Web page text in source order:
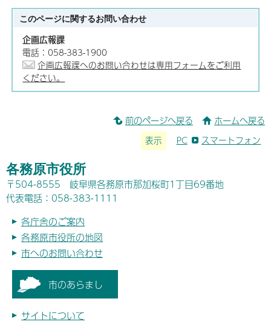
このページに関するお問い合わせ
企画広報課
電話：058-383-1900
企画広報課へのお問い合わせは専用フォームをご利用
ください。
前のページへ戻る ホームへ戻る
表示 PC スマートフォン
各務原市役所
〒504-8555 岐阜県各務原市那加桜町1丁目69番地
代表電話：058-383-1111
各庁舎のご案内
各務原市役所の地図
市へのお問い合わせ
市のあらまし
サイトについて